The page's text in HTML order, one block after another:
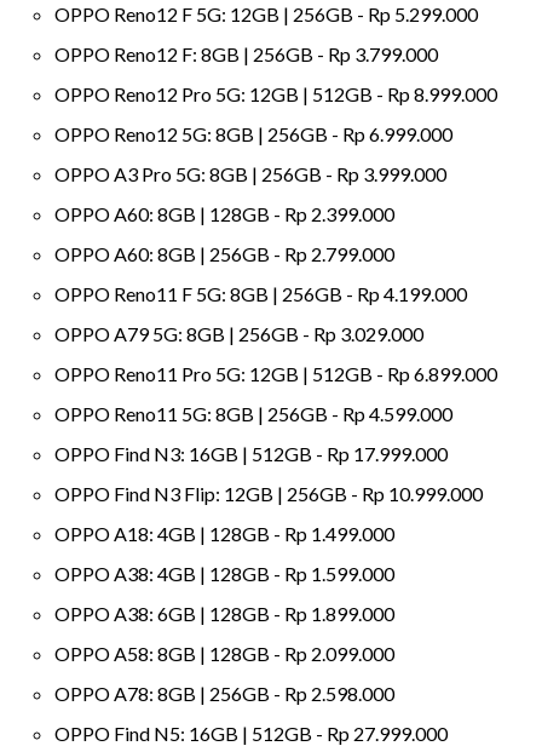
OPPO Reno12 F 5G: 12GB | 256GB - Rp 5.299.000
OPPO Reno12 F: 8GB | 256GB - Rp 3.799.000
OPPO Reno12 Pro 5G: 12GB | 512GB - Rp 8.999.000
OPPO Reno12 5G: 8GB | 256GB - Rp 6.999.000
OPPO A3 Pro 5G: 8GB | 256GB - Rp 3.999.000
OPPO A60: 8GB | 128GB - Rp 2.399.000
OPPO A60: 8GB | 256GB - Rp 2.799.000
OPPO Reno11 F 5G: 8GB | 256GB - Rp 4.199.000
OPPO A79 5G: 8GB | 256GB - Rp 3.029.000
OPPO Reno11 Pro 5G: 12GB | 512GB - Rp 6.899.000
OPPO Reno11 5G: 8GB | 256GB - Rp 4.599.000
OPPO Find N3: 16GB | 512GB - Rp 17.999.000
OPPO Find N3 Flip: 12GB | 256GB - Rp 10.999.000
OPPO A18: 4GB | 128GB - Rp 1.499.000
OPPO A38: 4GB | 128GB - Rp 1.599.000
OPPO A38: 6GB | 128GB - Rp 1.899.000
OPPO A58: 8GB | 128GB - Rp 2.099.000
OPPO A78: 8GB | 256GB - Rp 2.598.000
OPPO Find N5: 16GB | 512GB - Rp 27.999.000